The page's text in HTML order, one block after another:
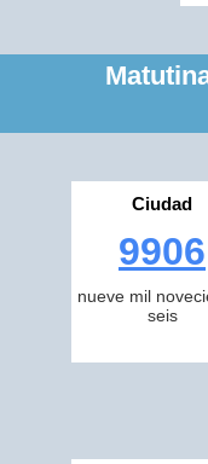
Ciudad
9906
nueve mil
seis